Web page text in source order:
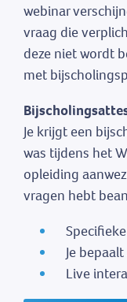
webinar
vraag die
deze niet wordt
met
Je krijgt een
was tijdens het
opleiding
vragen hebt
Je
Live